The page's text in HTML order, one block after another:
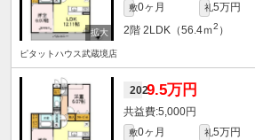
敷0ヶ月 礼5万円
2階 2LDK（56.4ｍ2 ）
ピタットハウス武蔵境店
2029.5万円
5,000円
敷0ヶ月 礼5万円